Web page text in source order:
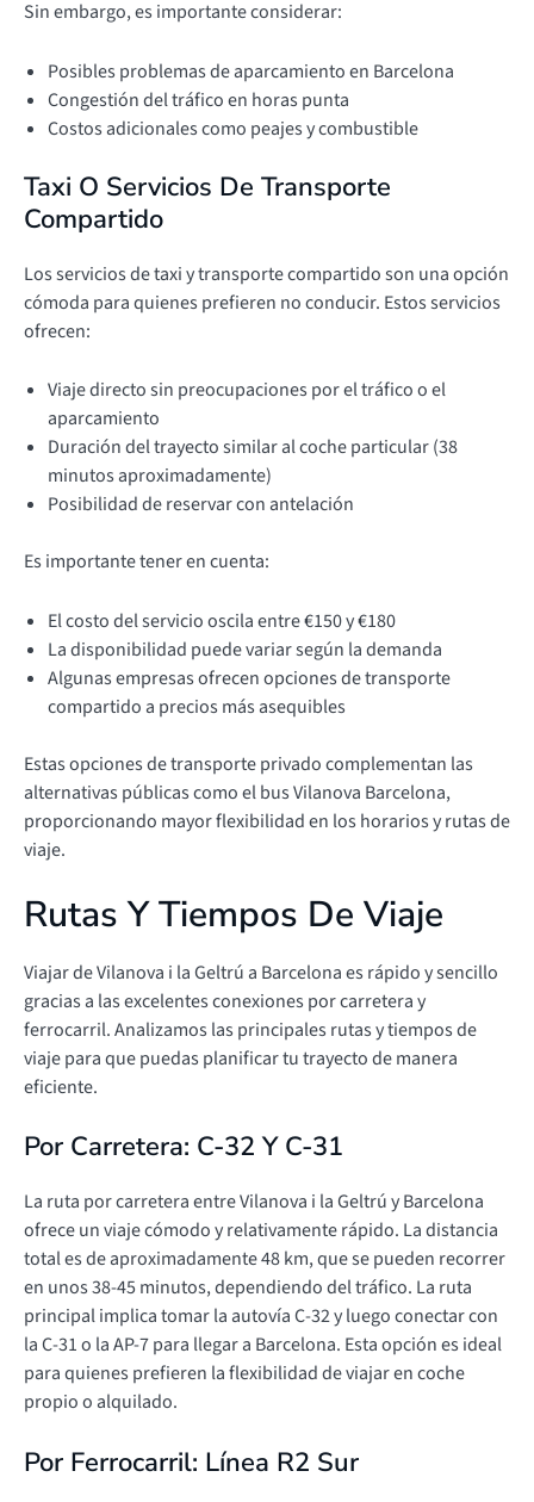
Sin embargo, es importante considerar:
Posibles problemas de aparcamiento en Barcelona
Congestión del tráfico en horas punta
Costos adicionales como peajes y combustible
Taxi O Servicios De Transporte
Compartido
Los servicios de taxi y transporte compartido son una opción
cómoda para quienes prefieren no conducir. Estos servicios
ofrecen:
Viaje directo sin preocupaciones por el tráfico o el
aparcamiento
Duración del trayecto similar al coche particular (38
minutos aproximadamente)
Posibilidad de reservar con antelación
Es importante tener en cuenta:
El costo del servicio oscila entre €150 y €180
La disponibilidad puede variar según la demanda
Algunas empresas ofrecen opciones de transporte
compartido a precios más asequibles
Estas opciones de transporte privado complementan las
alternativas públicas como el bus Vilanova Barcelona,
proporcionando mayor flexibilidad en los horarios y rutas de
viaje.
Rutas Y Tiempos De Viaje
Viajar de Vilanova i la Geltrú a Barcelona es rápido y sencillo
gracias a las excelentes conexiones por carretera y
ferrocarril. Analizamos las principales rutas y tiempos de
viaje para que puedas planificar tu trayecto de manera
eficiente.
Por Carretera: C-32 Y C-31
La ruta por carretera entre Vilanova i la Geltrú y Barcelona
ofrece un viaje cómodo y relativamente rápido. La distancia
total es de aproximadamente 48 km, que se pueden recorrer
en unos 38-45 minutos, dependiendo del tráfico. La ruta
principal implica tomar la autovía C-32 y luego conectar con
la C-31 o la AP-7 para llegar a Barcelona. Esta opción es ideal
para quienes prefieren la flexibilidad de viajar en coche
propio o alquilado.
Por Ferrocarril: Línea R2 Sur